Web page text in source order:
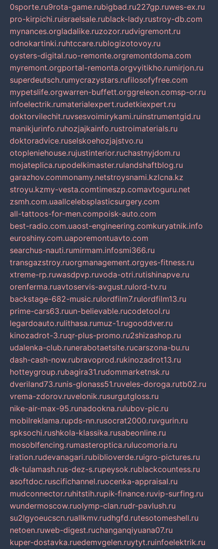
0sporte.ru9rota-game.rubigbad.ru227gp.ruwes-ex.ru
pro-kirpichi.ruisraelsale.rublack-lady.rustroy-db.com
mynances.orgladalike.ruzozor.rudvigremont.ru
odnokartinki.ruhtccare.rublogizotovoy.ru
oysters-digital.ruo-remonte.orgremontdoma.com
myremont.orgportal-remonta.orgvyitikho.rumirjon.ru
superdeutsch.rumycrazystars.rufilosofyfree.com
mypetslife.orgwarren-buffett.orggreleon.comsp-or.ru
infoelectrik.rumaterialexpert.rudetkiexpert.ru
doktorvilechit.ruvsesvoimirykami.ruinstrumentgid.ru
manikjurinfo.ruhozjajkainfo.rustroimaterials.ru
doktoradvice.ruselskoehozjajstvo.ru
otopleniehouse.rujustinterior.ruchastnyjdom.ru
mojateplica.rupodelkimaster.rulandshaftblog.ru
garazhov.commonamy.netstroysnami.kzlcna.kz
stroyu.kzmy-vesta.comtimeszp.comavtoguru.net
zsmh.com.uaallcelebsplasticsurgery.com
all-tattoos-for-men.compoisk-auto.com
best-radio.com.uaost-engineering.comkuryatnik.info
euroshiny.com.uaporemontuavto.com
searchus-nauti.rumirmam.infosmi366.ru
transgazstroy.ruorgmanagement.orgyes-fitness.ru
xtreme-rp.ruwasdpvp.ruvoda-otri.rutishinapve.ru
orenferma.ruavtoservis-avgust.rulord-tv.ru
backstage-682-music.rulordfilm7.rulordfilm13.ru
prime-cars63.ruun-believable.rucodetool.ru
legardoauto.rulithasa.rumuz-1.rugooddver.ru
kinozadrot-3.ruqr-plus-promo.ru2shizashop.ru
udalenka-club.runerabotaetsite.rucarszona-bu.ru
dash-cash-now.rubravoprod.rukinozadrot13.ru
hotteygroup.rubagira31.rudommarketnsk.ru
dveriland73.runis-glonass51.ruveles-doroga.rutb02.ru
vrema-zdorov.ruvelonik.rusurgutgloss.ru
nike-air-max-95.runadookna.rulubov-pic.ru
mobilreklama.rupds-nn.rusocrat2000.ruvgurin.ru
spksochi.rushkola-klassika.rusabeonline.ru
mosoblfencing.rumasteroptica.rulucomoria.ru
iration.rudevanagari.rubiblioverde.ruigro-pictures.ru
dk-tulamash.rus-dez-s.rupeysok.rublackcountess.ru
asoftdoc.ruscifichannel.ruocenka-appraisal.ru
mudconnector.ruhitstih.rupik-finance.ruvip-surfing.ru
wundermoscow.ruolymp-clan.rudr-pavlush.ru
su2lgyoeucscn.ruallkmv.rudhgfd.rutesotomeshell.ru
netoen.ruweb-digest.ruchanganqiyuana07.ru
kuper-dostavka.ruedemvgelen.ruytyt.ruinfoelektrik.ru